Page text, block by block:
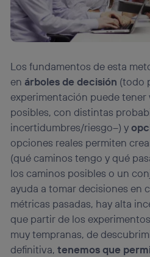
Los fundamentos de esta
en árboles de decisión (todo
experimentación puede tener
posibles, con distintas
incertidumbres/riesgo–) y
opciones reales permiten
(qué caminos tengo y qué
los caminos posibles o un
ayuda a tomar decisiones en
métricas pasadas, hay alta
que partir de los
muy tempranas, de
definitiva,tenemos que